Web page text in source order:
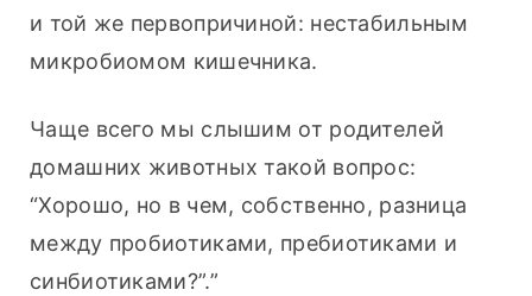
и той же первопричиной: нестабильным
микробиомом кишечника.
Чаще всего мы слышим от родителей
домашних животных такой вопрос:
“Хорошо, но в чем, собственно, разница
между пробиотиками, пребиотиками и
синбиотиками?”.”